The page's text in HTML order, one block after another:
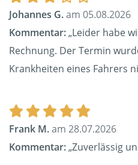
Johannes G.am 05.08.2026
Kommentar:„Leider habe
Rechnung. Der Termin
Krankheiten eines Fahrers
Frank M.am 28.07.2026
Kommentar:„Zuverlässig